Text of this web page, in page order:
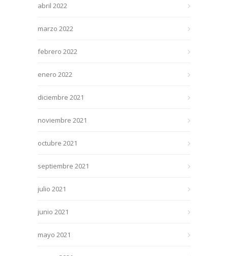
abril 2022
marzo 2022
febrero 2022
enero 2022
diciembre 2021
noviembre 2021
octubre 2021
septiembre 2021
julio 2021
junio 2021
mayo 2021